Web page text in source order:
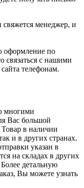
свяжется менеджер, и
оформление по
связаться с нашими
телефонам.
многими
Вас большой
в наличии
и в других странах.
указан в
на складах в других
детальную
Вы можете узнать